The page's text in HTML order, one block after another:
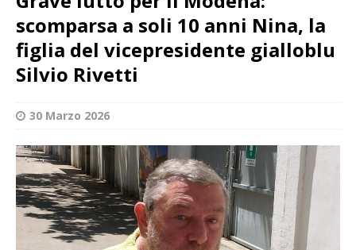
scomparsa a soli 10 anni Nina, la
figlia del vicepresidente gialloblu
Silvio Rivetti
30 Marzo 2026